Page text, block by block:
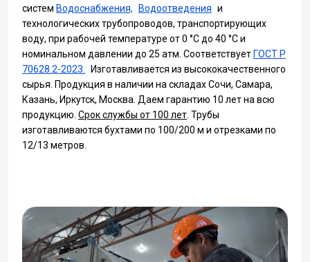
систем Водоснабжения, Водоотведения и
технологических трубопроводов, транспортирующих
воду, при рабочей температуре от 0 °С до 40 °С и
номинальном давлении до 25 атм. Соответствует ГОСТ Р
70628.2-2023.
Изготавливается из высококачественного
сырья. Продукция в наличии на складах Сочи, Самара,
Казань, Иркутск, Москва. Даем гарантию 10 лет на всю
продукцию. Срок службы от 100 лет . Трубы
изготавливаются бухтами по 100/200 м и отрезками по
12/13 метров.